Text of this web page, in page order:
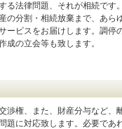
る法律問題、それが相続です
の分割・相続放棄まで、あら
ービスをお届けします。調停
成の立会等も致します。
渉権、また、財産分与など、
題に対応致します。必要であ